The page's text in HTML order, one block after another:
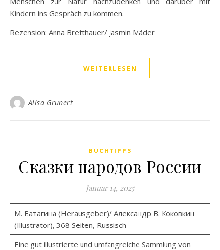
Kindern ins Gespräch zu kommen.
Rezension: Anna Bretthauer/ Jasmin Mäder
WEITERLESEN
Alisa Grunert
BUCHTIPPS
Сказки народов России
Januar 14, 2025
М. Ватагина (Herausgeber)/ Александр В. Коковкин
(Illustrator), 368 Seiten, Russisch
Eine gut illustrierte und umfangreiche Sammlung von